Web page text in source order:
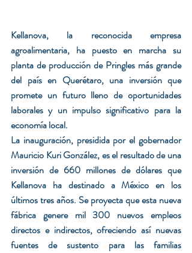
Kellanova, la reconocida empresa
agroalimentaria, ha puesto en marcha su
planta de producción de Pringles más grande
del país en Querétaro, una inversión que
promete un futuro lleno de oportunidades
laborales y un impulso significativo para la
economía local.
La inauguración, presidida por el gobernador
Mauricio Kuri González, es el resultado de una
inversión de 660 millones de dólares que
Kellanova ha destinado a México en los
últimos tres años. Se proyecta que esta nueva
fábrica genere mil 300 nuevos empleos
directos e indirectos, ofreciendo así nuevas
fuentes de sustento para las familias